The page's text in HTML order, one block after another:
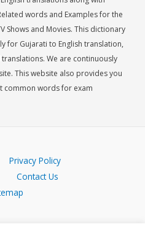
words and Examples for the
Shows and Movies. This dictionary
for Gujarati to English translation,
We are continuously
This website also provides you
common words for exam
Privacy Policy
Contact Us